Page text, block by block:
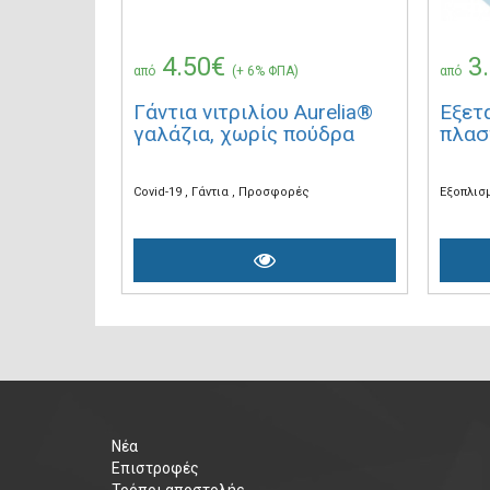
από 4.50€ (+ 6% ΦΠΑ)
Γάντια νιτριλίου Aurelia®
γαλάζια, χωρίς πούδρα
Covid-19 Γάντια Προσφορές
από
Νέα
Επιστροφές